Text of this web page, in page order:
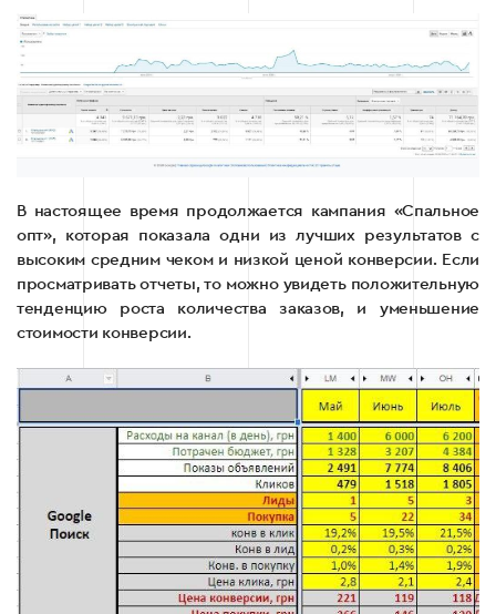
В настоящее время продолжается кампания «Спальное
опт», которая показала одни из лучших результатов с
высоким средним чеком и низкой ценой конверсии. Если
просматривать отчеты, то можно увидеть положительную
тенденцию роста количества заказов, и уменьшение
стоимости конверсии.